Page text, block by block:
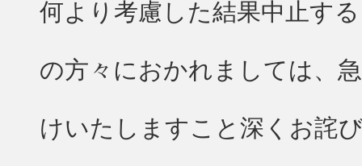
何より考慮した結果中止す
の方々におかれましては、
けいたしますこと深くお詫